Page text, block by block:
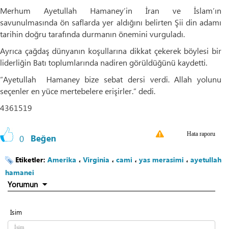
Merhum Ayetullah Hamaney’in İran ve İslam’ın
savunulmasında ön saflarda yer aldığını belirten Şii din adamı
tarihin doğru tarafında durmanın önemini vurguladı.
Ayrıca çağdaş dünyanın koşullarına dikkat çekerek böylesi bir
liderliğin Batı toplumlarında nadiren görüldüğünü kaydetti.
“Ayetullah Hamaney bize sebat dersi verdi. Allah yolunu
seçenler en yüce mertebelere erişirler.” dedi.
4361519
0 Beğen Hata raporu
Etiketler: Amerika ، Virginia ، cami ، yas merasimi ، ayetullah
hamanei
Yorumun
İsim